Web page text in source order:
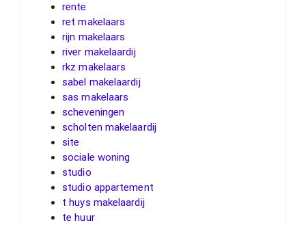
rente
ret makelaars
rijn makelaars
river makelaardij
rkz makelaars
sabel makelaardij
sas makelaars
scheveningen
scholten makelaardij
site
sociale woning
studio
studio appartement
t huys makelaardij
te huur